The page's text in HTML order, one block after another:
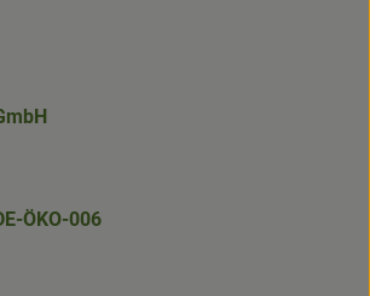
https://www.bioland.de/verbraucher
zu https://www.facebook.com/
Link zu https://www.instagram.com/
ÖKO-006